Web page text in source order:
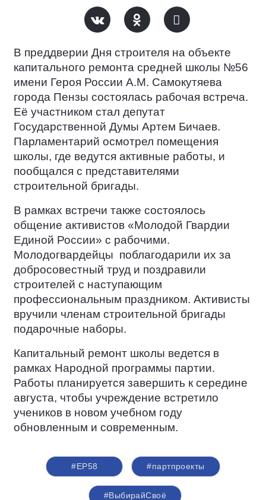
В преддверии Дня строителя на объекте
капитального ремонта средней школы №56
имени Героя России А.М. Самокутяева
города Пензы состоялась рабочая встреча.
Её участником стал депутат
Государственной Думы Артем Бичаев.
Парламентарий осмотрел помещения
школы, где ведутся активные работы, и
пообщался с представителями
строительной бригады.
В рамках встречи также состоялось
общение активистов «Молодой Гвардии
Единой России» с рабочими.
Молодогвардейцы поблагодарили их за
добросовестный труд и поздравили
строителей с наступающим
профессиональным праздником. Активисты
вручили членам строительной бригады
подарочные наборы.
Капитальный ремонт школы ведется в
рамках Народной программы партии.
Работы планируется завершить к середине
августа, чтобы учреждение встретило
учеников в новом учебном году
обновленным и современным.
#ЕР58 #партпроекты
#ВыбирайСвоё